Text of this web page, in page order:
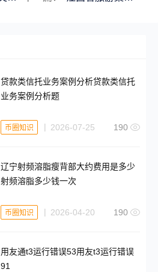
贷款类信托业务案例分析贷款类信托
业务案例分析题
币圈知识 2026-07-25 190
辽宁射频溶脂瘦背部大约费用是多少
射频溶脂多少钱一次
币圈知识 2026-04-20 190
用友通t3运行错误53用友t3运行错误
91